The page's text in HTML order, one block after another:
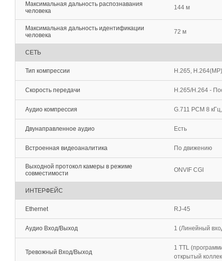
Максимальная дальность распознавания
человека
144 м
Максимальная дальность идентификации
человека
72 м
СЕТЬ
Тип компрессии H.265,
Скорость передачи H.265/H.264 -
Аудио компрессия G.711 PCM 8
Двунаправленное аудио Есть
Встроенная видеоаналитика По движению
Выходной протокол камеры в режиме
совместимости
ONVIF CGI
ИНТЕРФЕЙС
Ethernet RJ-45
Аудио Вход/Выход 1 (Линейный
Тревожный Вход/Выход
1 TTL
открытый